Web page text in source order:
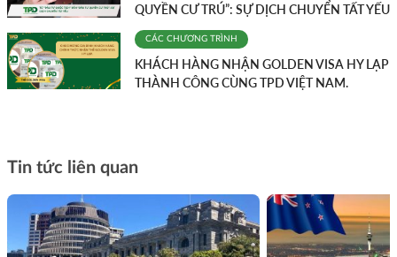
QUYỀN CƯ TRÚ”: SỰ DỊCH CHUYỂN TẤT YẾU
CÁC CHƯƠNG TRÌNH
KHÁCH HÀNG NHẬN GOLDEN VISA HY LẠP
THÀNH CÔNG CÙNG TPD VIỆT NAM.
Tin tức liên quan